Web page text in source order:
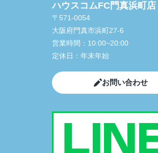
ハウスコムFC門真浜町店
〒571-0054
大阪府門真市浜町27-6
営業時間： 10:00~20:00
定休日： 年末年始
お問い合わせ